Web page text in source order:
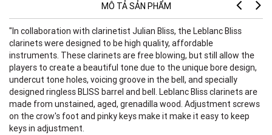
MÔ TẢ SẢN PHẨM
"In collaboration with clarinetist Julian Bliss, the Leblanc Bliss
clarinets were designed to be high quality, affordable
instruments. These clarinets are free blowing, but still allow the
players to create a beautiful tone due to the unique bore design,
undercut tone holes, voicing groove in the bell, and specially
designed ringless BLISS barrel and bell. Leblanc Bliss clarinets are
made from unstained, aged, grenadilla wood. Adjustment screws
on the crow's foot and pinky keys make it make it easy to keep
keys in adjustment.